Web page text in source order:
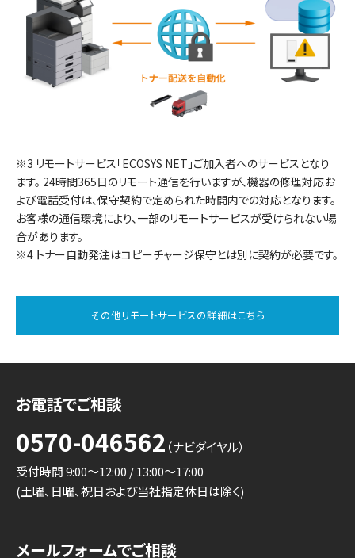
3 リモートサービス「ECOSYS NET」ご加入者へのサービスとなり
ます。 24時間365日のリモート通信を行いますが、機器の修理対応お
よび電話受付は、保守契約で定められた時間内での対応となります。
お客様の通信環境により、一部のリモートサービスが受けられない場
合があります。
4 トナー自動発注はコピーチャージ保守とは別に契約が必要です。
その他リモートサービスの詳細はこちら
お電話でご相談
0570-046562 （ナビダイヤル）
受付時間 9:00～12:00 / 13:00～17:00
(土曜、日曜、祝日および当社指定休日は除く)
メールフォームでご相談